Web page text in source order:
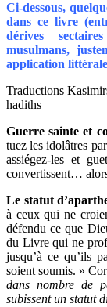
Ci-dessous,
dans ce livre
dérives
musulmans,
application
Traductions
hadiths
Guerre sainte et
tuez les idolâtres
assiégez-les et
convertissent…
Le statut
à ceux qui ne
défendu ce que
du Livre qui ne
jusqu’à ce qu’ils
soient soumis. »
dans nombre de
subissent un statut